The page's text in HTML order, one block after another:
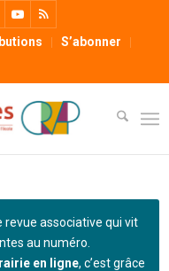
S’abonner
revue associative qui vit
au numéro.
en ligne, c’est grâce